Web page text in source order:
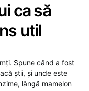
ca să
util
Spune când a fost
știi, și unde este
lângă mamelon